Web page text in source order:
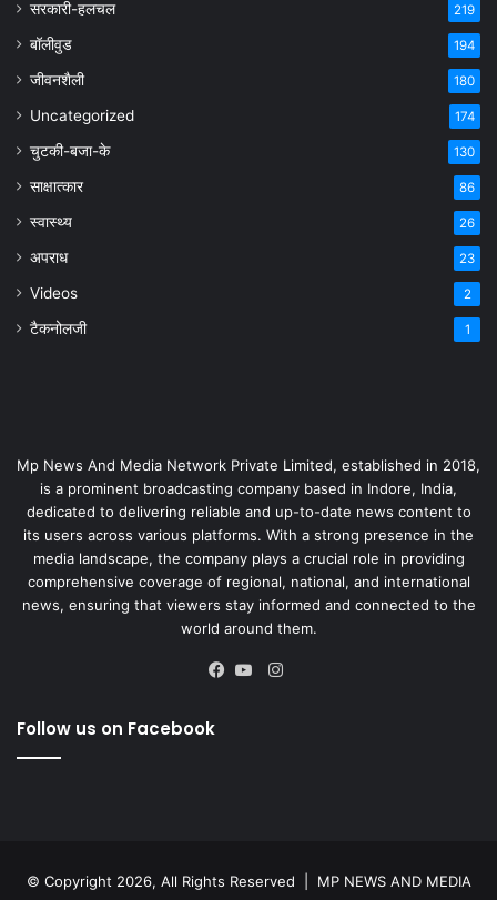
सरकारी-हलचल 219
बॉलीवुड 194
जीवनशैली 180
Uncategorized 174
चुटकी-बजा-के 130
साक्षात्कार 86
स्वास्थ्य 26
अपराध 23
Videos 2
टैकनोलजी 1
Mp News And Media Network Private Limited, established in 2018,
is a prominent broadcasting company based in Indore, India,
dedicated to delivering reliable and up-to-date news content to
its users across various platforms. With a strong presence in the
media landscape, the company plays a crucial role in providing
comprehensive coverage of regional, national, and international
news, ensuring that viewers stay informed and connected to the
world around them.
Instagram
Follow us on Facebook
© Copyright 2026, All Rights Reserved | MP NEWS AND MEDIA